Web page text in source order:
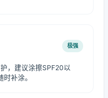
极强
，建议涂擦SPF20以
补涂。